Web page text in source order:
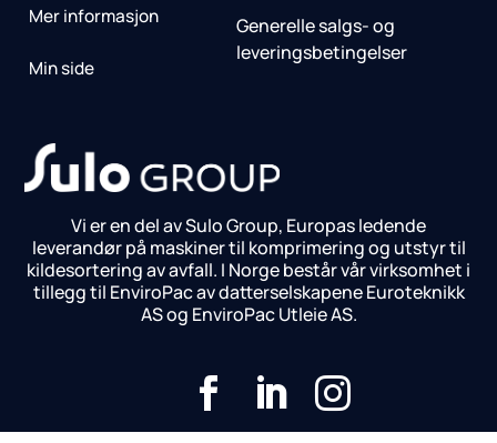
Mer informasjon
Min side
Generelle salgs- og
leveringsbetingelser
Vi er en del av Sulo Group, Europas ledende
leverandør på maskiner til komprimering og utstyr til
kildesortering av avfall. I Norge består vår virksomhet i
tillegg til EnviroPac av datterselskapene Euroteknikk
AS og EnviroPac Utleie AS.
  